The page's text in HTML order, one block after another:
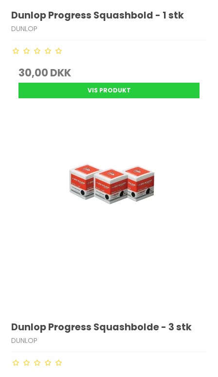
Dunlop Progress Squashbold - 1 stk
DUNLOP
30,00 DKK
VIS PRODUKT
Dunlop Progress Squashbolde - 3 stk
DUNLOP